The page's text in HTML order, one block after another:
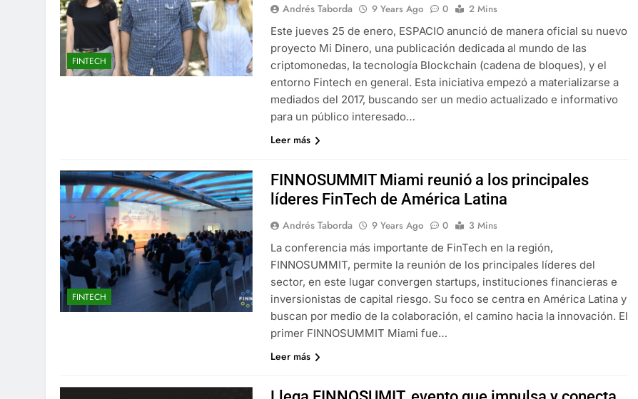
FINTECH
Andrés Taborda 9 Years Ago 0
2 Mins
Este jueves 25 de enero, ESPACIO anunció de manera oficial su nuevo
proyecto Mi Dinero, una publicación dedicada al mundo de las
criptomonedas, la tecnología Blockchain (cadena de bloques), y el
entorno Fintech en general. Esta iniciativa empezó a materializarse a
mediados del 2017, buscando ser un medio actualizado e informativo
para un público interesado…
Leer más
FINTECH
FINNOSUMMIT Miami reunió a los principales
líderes FinTech de América Latina
Andrés Taborda 9 Years Ago 0
3 Mins
La conferencia más importante de FinTech en la región,
FINNOSUMMIT, permite la reunión de los principales líderes del
sector, en este lugar convergen startups, instituciones financieras e
inversionistas de capital riesgo. Su foco se centra en América Latina y
buscan por medio de la colaboración, el camino hacia la innovación. El
primer FINNOSUMMIT Miami fue…
Leer más